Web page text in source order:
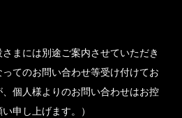
まには別途ご案内させていただき
てのお問い合わせ等受け付けてお
個人様よりのお問い合わせはお控
申し上げます。）